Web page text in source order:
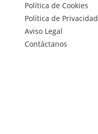
Política de Cookies
Política de Privacidad
Aviso Legal
Contáctanos